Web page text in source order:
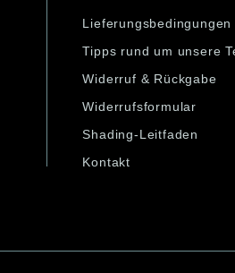
Lieferungsbedingungen
Tipps rund um unsere
Widerruf & Rückgabe
Widerrufsformular
Shading-Leitfaden
Kontakt